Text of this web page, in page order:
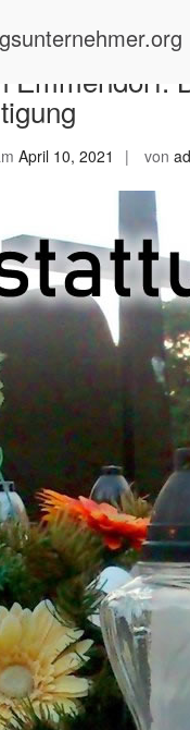
Emmendorf:
April 10, 2021 von